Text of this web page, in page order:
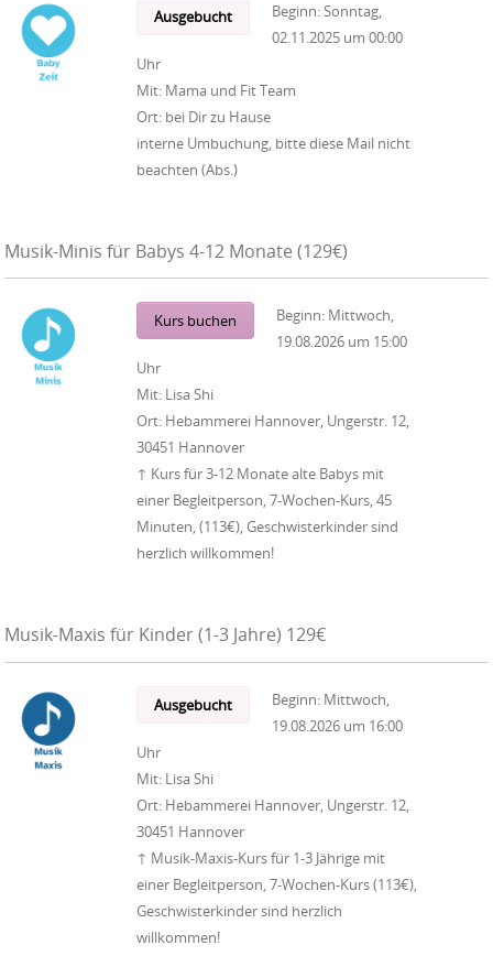
Ausgebucht Beginn:Sonntag,
02.11.2025 um 00:00
Uhr
Mit: Mama und Fit Team
Ort: bei Dir zu Hause
interne Umbuchung, bitte diese Mail nicht
beachten (Abs.)
Musik-Minis für Babys 4-12 Monate (129€)
Kurs buchen Beginn: Mittwoch,
19.08.2026 um 15:00
Uhr
Mit: Lisa Shi
Ort: Hebammerei Hannover, Ungerstr. 12,
30451 Hannover
↑ Kurs für 3-12 Monate alte Babys mit
einer Begleitperson, 7-Wochen-Kurs, 45
Minuten, (113€), Geschwisterkinder sind
herzlich willkommen!
Musik-Maxis für Kinder (1-3 Jahre) 129€
Ausgebucht Beginn: Mittwoch,
19.08.2026 um 16:00
Uhr
Mit: Lisa Shi
Ort: Hebammerei Hannover, Ungerstr. 12,
30451 Hannover
↑ Musik-Maxis-Kurs für 1-3 Jährige mit
einer Begleitperson, 7-Wochen-Kurs (113€),
Geschwisterkinder sind herzlich
willkommen!